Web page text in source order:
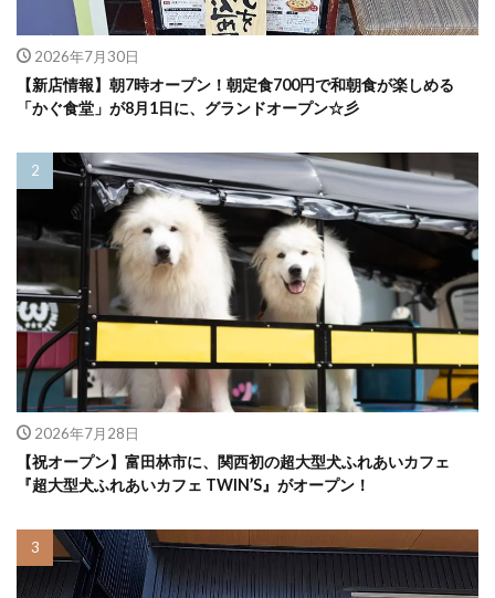
2026年7月30日
【新店情報】朝7時オープン！朝定食700円で和朝食が楽しめる
「かぐ食堂」が8月1日に、グランドオープン☆彡
2026年7月28日
【祝オープン】富田林市に、関西初の超大型犬ふれあいカフェ
『超大型犬ふれあいカフェ TWIN’S』がオープン！